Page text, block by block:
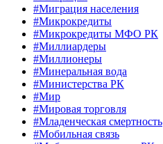
#Миграция населения
#Микрокредиты
#Микрокредиты МФО РК
#Миллиардеры
#Миллионеры
#Минеральная вода
#Министерства РК
#Мир
#Мировая торговля
#Младенческая смертность
#Мобильная связь